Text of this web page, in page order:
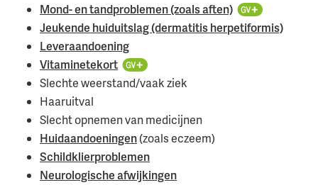
Mond- en tandproblemen (zoals aften)
Jeukende huiduitslag (dermatitis herpetiformis)
Leveraandoening
Vitaminetekort
Slechte weerstand/vaak ziek
Haaruitval
Slecht opnemen van medicijnen
Huidaandoeningen(zoals eczeem)
Schildklierproblemen
Neurologische afwijkingen